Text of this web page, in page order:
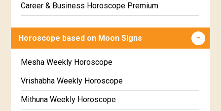
Free panchanga Predictions
Free Chinese Horoscope
Free Personal Horoscope
Free Chinese Compatibility
Free Numerology Report
Career & Business Horoscope Premium
Marriage Horoscope Premium
Premium Gem Recommendation Report
Premium Ugadi Prediction
Premium Yoga Predictions
Horoscope based on Moon Signs
Mesha Weekly Horoscope
Vrishabha Weekly Horoscope
Mithuna Weekly Horoscope